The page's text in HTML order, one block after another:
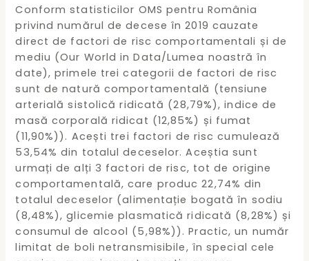
Conform statisticilor OMS pentru România
privind numărul de decese în 2019 cauzate
direct de factori de risc comportamentali și de
mediu (Our World in Data/Lumea noastră în
date), primele trei categorii de factori de risc
sunt de natură comportamentală (tensiune
arterială sistolică ridicată (28,79%), indice de
masă corporală ridicat (12,85%) și fumat
(11,90%)). Acești trei factori de risc cumulează
53,54% din totalul deceselor. Aceștia sunt
urmați de alți 3 factori de risc, tot de origine
comportamentală, care produc 22,74% din
totalul deceselor (alimentație bogată în sodiu
(8,48%), glicemie plasmatică ridicată (8,28%) și
consumul de alcool (5,98%)). Practic, un număr
limitat de boli netransmisibile, în special cele